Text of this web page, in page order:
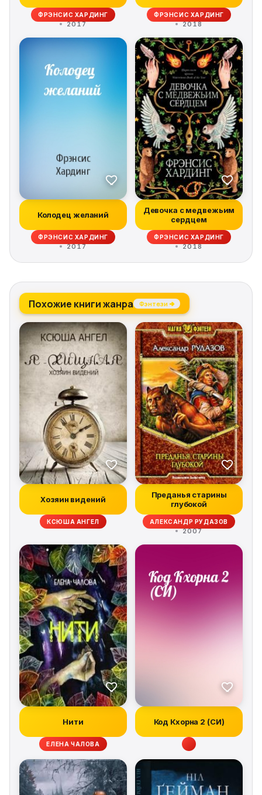
ФРЭНСИС ХАРДИНГ
2017
ФРЭНСИС ХАРДИНГ
2018
Колодец желаний
ФРЭНСИС ХАРДИНГ
2017
Девочка с медвежьим
сердцем
ФРЭНСИС ХАРДИНГ
2018
Похожие книги жанра Фэнтези →
Хозяин видений
КСЮША АНГЕЛ
Преданья старины
глубокой
АЛЕКСАНДР РУДАЗОВ
2007
Нити
ЕЛЕНА ЧАЛОВА
Код Кхорна 2 (СИ)